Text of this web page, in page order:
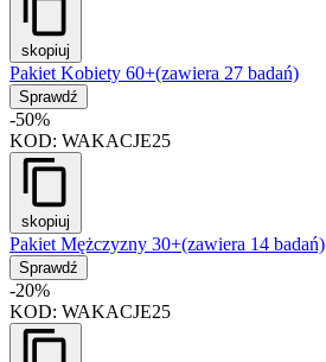
skopiuj
Pakiet Kobiety 60+(zawiera 27 badań)
Sprawdź
-50%
KOD: WAKACJE25
skopiuj
Pakiet Mężczyzny 30+(zawiera 14 badań)
Sprawdź
-20%
KOD: WAKACJE25